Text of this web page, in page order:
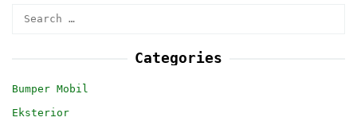
Categories
Bumper Mobil
Eksterior